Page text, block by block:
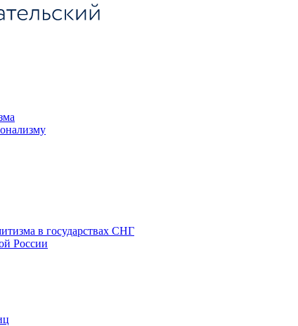
в государствах СНГ
России